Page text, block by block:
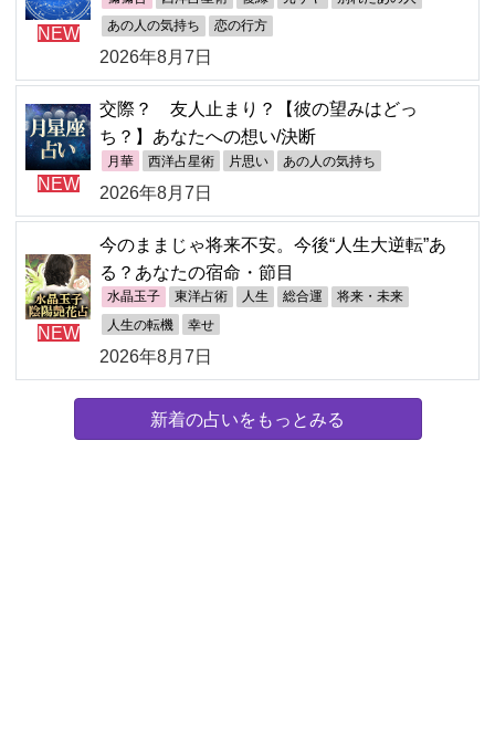
NEW あの人の気持ち 恋の行方
2026年8月7日
NEW
交際？ 友人止まり？【彼の望みはどっ
ち？】あなたへの想い/決断
月華 西洋占星術 片思い あの人の気持ち
2026年8月7日
NEW
今のままじゃ将来不安。今後“人生大逆転”あ
る？あなたの宿命・節目
水晶玉子 東洋占術 人生 総合運 将来・未来
人生の転機 幸せ
2026年8月7日
新着の占いをもっとみる